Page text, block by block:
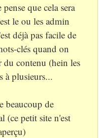
que cela sera
le ou les admin
déjà pas facile de
clés quand on
du contenu (hein les
à plusieurs...
beaucoup de
(ce petit site n'est